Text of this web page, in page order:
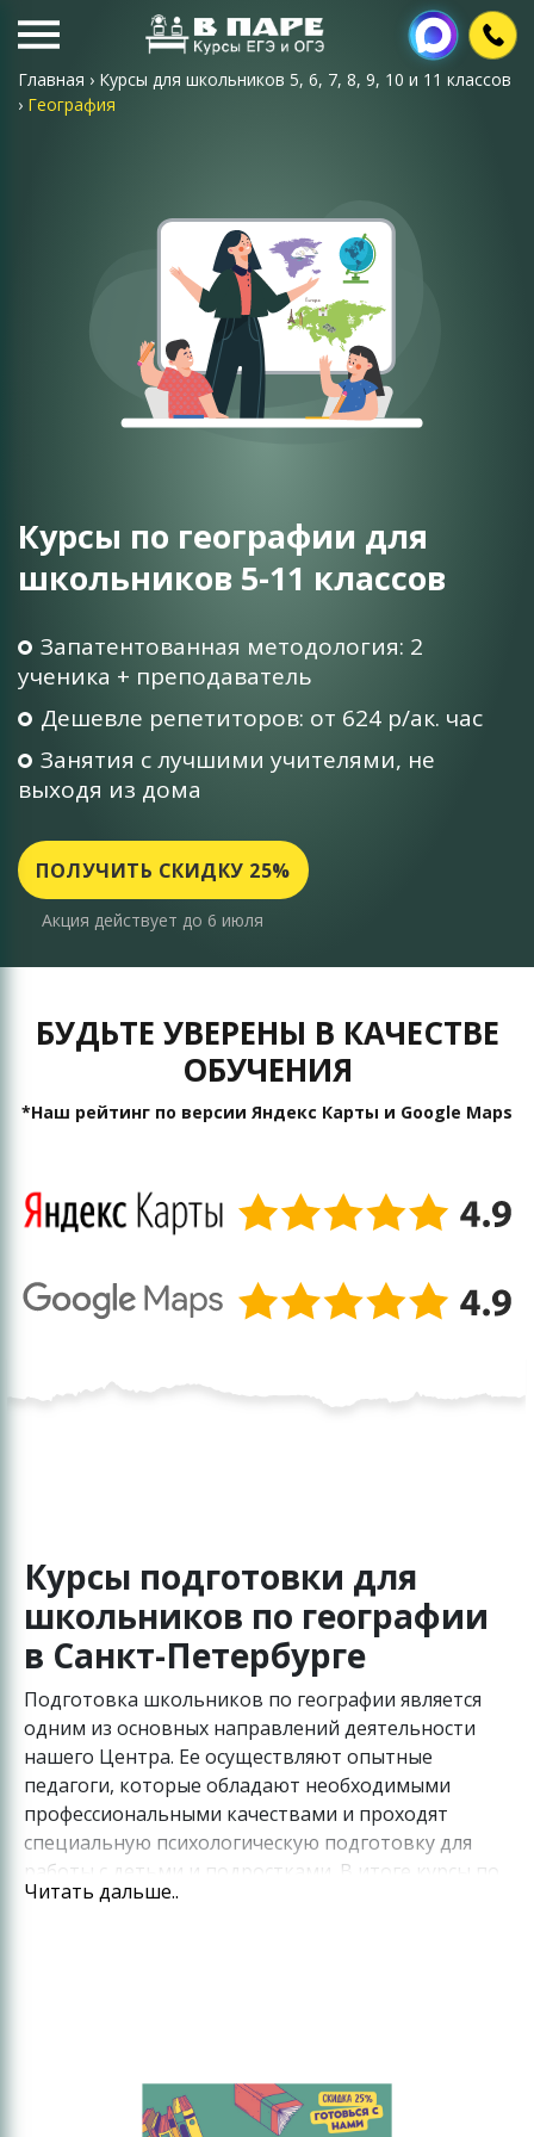
Главная › Курсы для школьников 5, 6, 7, 8, 9, 10 и 11 классов
› География
Курсы по географии для
школьников 5-11 классов
Запатентованная методология: 2
ученика + преподаватель
Дешевле репетиторов: от 624 р/ак. час
Занятия с лучшими учителями, не
выходя из дома
ПОЛУЧИТЬ СКИДКУ 25%
Акция действует до 6 июля
БУДЬТЕ УВЕРЕНЫ В КАЧЕСТВЕ
ОБУЧЕНИЯ
*Наш рейтинг по версии Яндекс Карты и Google Maps
Курсы подготовки для
школьников по географии
в Санкт-Петербурге
Подготовка школьников по географии является
одним из основных направлений деятельности
нашего Центра. Ее осуществляют опытные
педагоги, которые обладают необходимыми
профессиональными качествами и проходят
специальную психологическую подготовку для
работы с детьми и подростками. В итоге курсы по
географии для школьников в Санкт-Петербурге
В дополнение к этому еще одним преимуществом
наших курсов станет полное погружение в учебу
Читать дальше..